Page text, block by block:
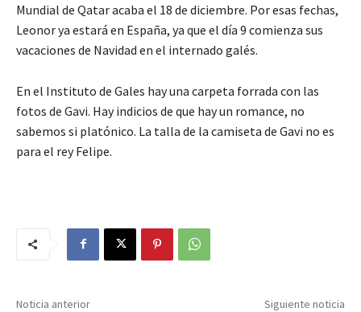
Mundial de Qatar acaba el 18 de diciembre. Por esas fechas,
Leonor ya estará en España, ya que el día 9 comienza sus
vacaciones de Navidad en el internado galés.
En el Instituto de Gales hay una carpeta forrada con las
fotos de Gavi. Hay indicios de que hay un romance, no
sabemos si platónico. La talla de la camiseta de Gavi no es
para el rey Felipe.
Noticia anterior Siguiente noticia